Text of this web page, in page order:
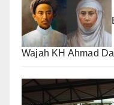
Wajah KH Ahmad